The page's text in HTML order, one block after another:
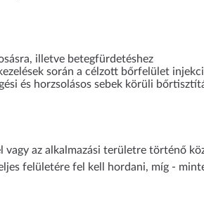
illetve betegfürdetéshez
során a célzott bőrfelület
és horzsolásos sebek körüli
vagy az alkalmazási területre történő
felületére fel kell hordani, míg -